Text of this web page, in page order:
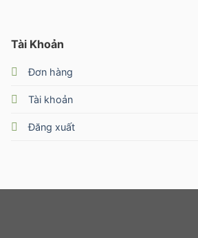
Tài Khoản
Đơn hàng
Tài khoản
Đăng xuất